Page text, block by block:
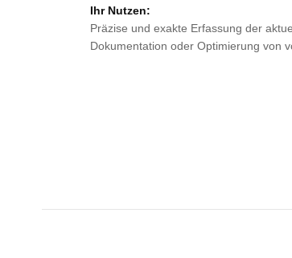
Ihr Nutzen:
Präzise und exakte Erfassung der
Dokumentation oder Optimierung von